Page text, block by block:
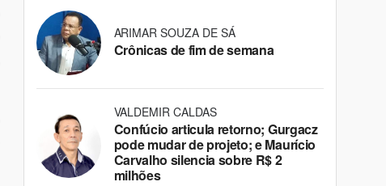
ARIMAR SOUZA DE SÁ
Crônicas de fim de semana
VALDEMIR CALDAS
Confúcio articula retorno; Gurgacz
pode mudar de projeto; e Maurício
Carvalho silencia sobre R$ 2
milhões